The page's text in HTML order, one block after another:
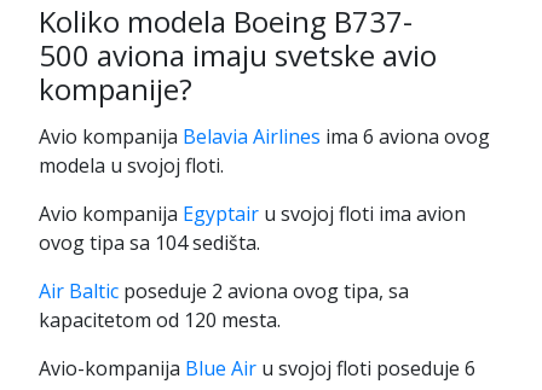
Koliko modela Boeing B737-
500 aviona imaju svetske avio
kompanije?
Avio kompanija Belavia Airlines ima 6 aviona ovog
modela u svojoj floti.
Avio kompanija Egyptair u svojoj floti ima avion
ovog tipa sa 104 sedišta.
Air Baltic poseduje 2 aviona ovog tipa, sa
kapacitetom od 120 mesta.
Avio-kompanija Blue Air u svojoj floti poseduje 6